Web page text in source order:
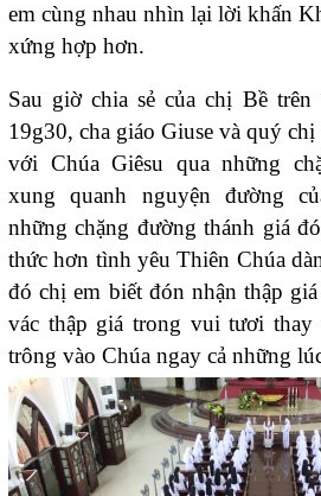
em cùng nhau nhìn lại lời khấn
xứng hợp hơn.
Sau giờ chia sẻ của chị Bề
19g30, cha giáo Giuse và quý
với Chúa Giêsu qua những
xung quanh nguyện đường
những chặng đường thánh giá
thức hơn tình yêu Thiên Chúa
đó chị em biết đón nhận thập
vác thập giá trong vui tươi
trông vào Chúa ngay cả những